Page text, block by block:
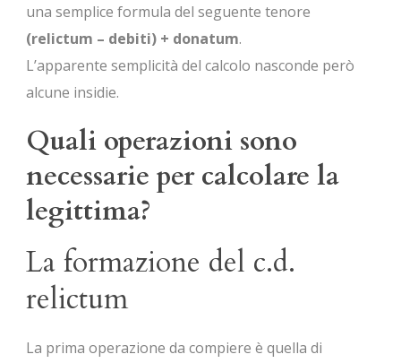
una semplice formula del seguente tenore
(relictum – debiti) + donatum.
L’apparente semplicità del calcolo nasconde però
alcune insidie.
Quali operazioni sono
necessarie per calcolare la
legittima?
La formazione del c.d.
relictum
La prima operazione da compiere è quella di